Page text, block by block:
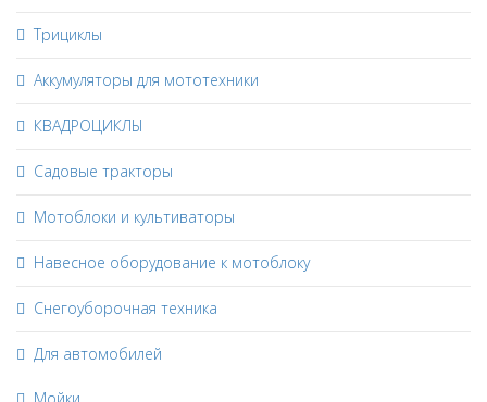
Трициклы
Аккумуляторы для мототехники
КВАДРОЦИКЛЫ
Садовые тракторы
Мотоблоки и культиваторы
Навесное оборудование к мотоблоку
Снегоуборочная техника
Для автомобилей